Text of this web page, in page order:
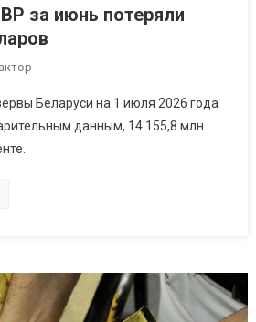
за июнь потеряли
Беларуси на 1 июля 2026 года
данным, 14 155,8 млн